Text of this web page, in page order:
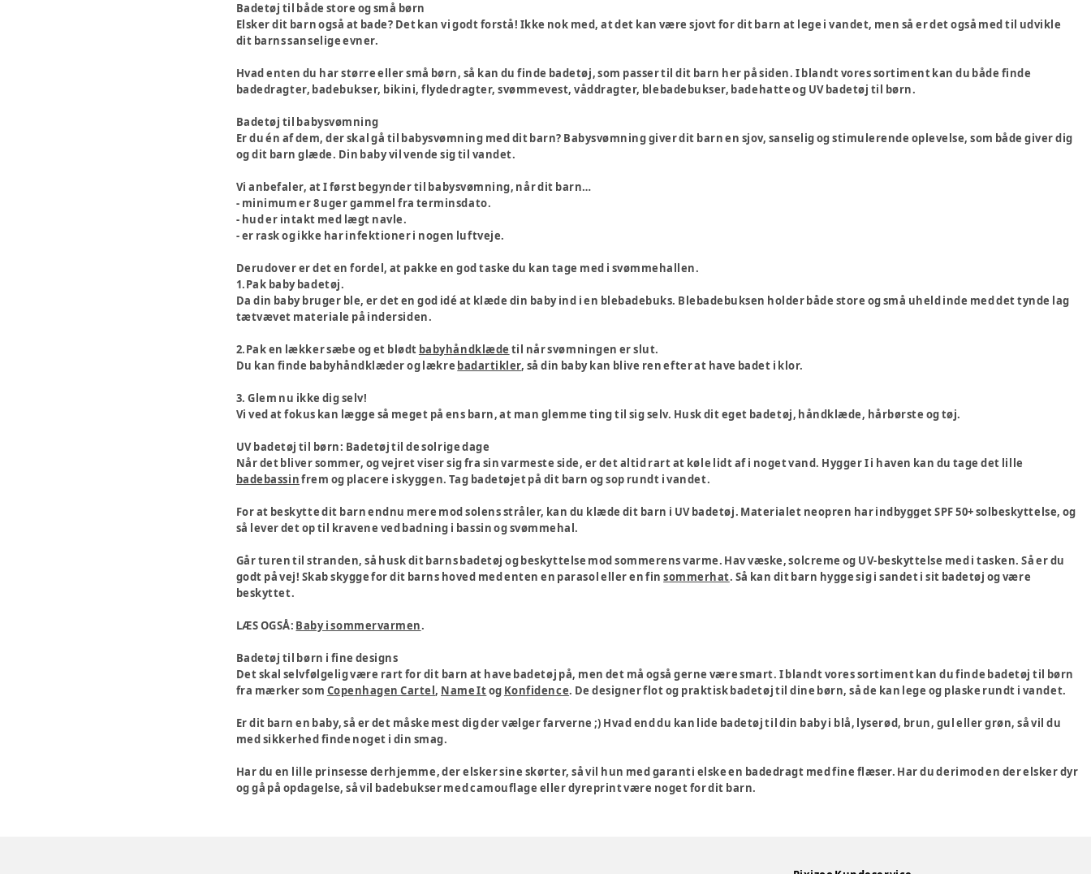
Badetøj til både store og små børn
Elsker dit barn også at bade? Det kan vi godt forstå! Ikke nok med, at det kan være sjovt for dit barn at lege i vandet, men så er det også med til udvikle
dit barns sanselige evner.
Hvad enten du har større eller små børn, så kan du finde badetøj, som passer til dit barn her på siden. I blandt vores sortiment kan du både finde
badedragter, badebukser, bikini, flydedragter, svømmevest, våddragter, blebadebukser, badehatte og UV badetøj til børn.
Badetøj til babysvømning
Er du én af dem, der skal gå til babysvømning med dit barn? Babysvømning giver dit barn en sjov, sanselig og stimulerende oplevelse, som både giver dig
og dit barn glæde. Din baby vil vende sig til vandet.
Vi anbefaler, at I først begynder til babysvømning, når dit barn…
- minimum er 8 uger gammel fra terminsdato.
- hud er intakt med lægt navle.
- er rask og ikke har infektioner i nogen luftveje.
Derudover er det en fordel, at pakke en god taske du kan tage med i svømmehallen.
1.Pak baby badetøj.
Da din baby bruger ble, er det en god idé at klæde din baby ind i en blebadebuks. Blebadebuksen holder både store og små uheld inde med det tynde lag
tætvævet materiale på indersiden.
2.Pak en lækker sæbe og et blødt babyhåndklæde til når svømningen er slut.
Du kan finde babyhåndklæder og lækre badartikler, så din baby kan blive ren efter at have badet i klor.
3. Glem nu ikke dig selv!
Vi ved at fokus kan lægge så meget på ens barn, at man glemme ting til sig selv. Husk dit eget badetøj, håndklæde, hårbørste og tøj.
UV badetøj til børn: Badetøj til de solrige dage
Når det bliver sommer, og vejret viser sig fra sin varmeste side, er det altid rart at køle lidt af i noget vand. Hygger I i haven kan du tage det lille
badebassinfrem og placere i skyggen. Tag badetøjet på dit barn og sop rundt i vandet.
For at beskytte dit barn endnu mere mod solens stråler, kan du klæde dit barn i UV badetøj. Materialet neopren har indbygget SPF 50+ solbeskyttelse, og
så lever det op til kravene ved badning i bassin og svømmehal.
Går turen til stranden, så husk dit barns badetøj og beskyttelse mod sommerens varme. Hav væske, solcreme og UV-beskyttelse med i tasken. Så er du
godt på vej! Skab skygge for dit barns hoved med enten en parasol eller en finsommerhat. Så kan dit barn hygge sig i sandet i sit badetøj og være
beskyttet.
LÆS OGSÅ: Baby i sommervarmen.
Badetøj til børn i fine designs
Det skal selvfølgelig være rart for dit barn at have badetøj på, men det må også gerne være smart. I blandt vores sortiment kan du finde badetøj til børn
fra mærker som Copenhagen Cartel, Name Itog Konfidence. De designer flot og praktisk badetøj til dine børn, så de kan lege og plaske rundt i vandet.
Er dit barn en baby, så er det måske mest dig der vælger farverne ;) Hvad end du kan lide badetøj til din baby i blå, lyserød, brun, gul eller grøn, så vil du
med sikkerhed finde noget i din smag.
Har du en lille prinsesse derhjemme, der elsker sine skørter, så vil hun med garanti elske en badedragt med fine flæser. Har du derimod en der elsker dyr
og gå på opdagelse, så vil badebukser med camouflage eller dyreprint være noget for dit barn.